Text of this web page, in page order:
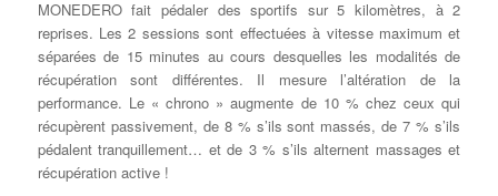
MONEDERO fait pédaler des sportifs sur 5 kilomètres, à 2
reprises. Les 2 sessions sont effectuées à vitesse maximum et
séparées de 15 minutes au cours desquelles les modalités de
récupération sont différentes. Il mesure l’altération de la
performance. Le « chrono » augmente de 10 % chez ceux qui
récupèrent passivement, de 8 % s’ils sont massés, de 7 % s’ils
pédalent tranquillement… et de 3 % s’ils alternent massages et
récupération active !